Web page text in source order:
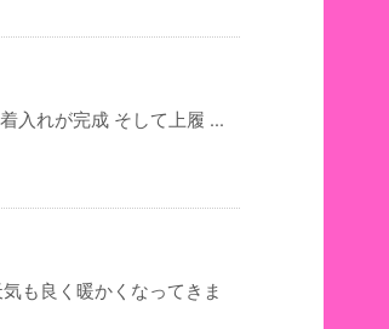
入れが完成 そして上履 ...
も良く暖かくなってきま